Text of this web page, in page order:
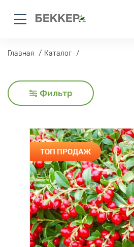
Главная Каталог
Фильтр
ТОП ПРОДАЖ